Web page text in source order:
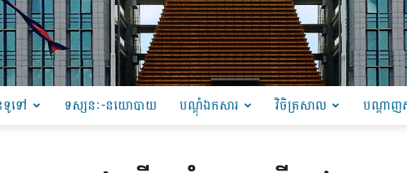
ទៅ ទស្សនៈ-នយោបាយ បណ្ដុំឯកសារ វិចិត្រសាល បណ្តាញ